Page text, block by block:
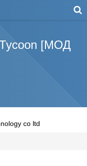
[МОД
co ltd